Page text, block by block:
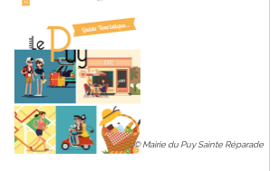
© Mairie du Puy Sainte Réparade